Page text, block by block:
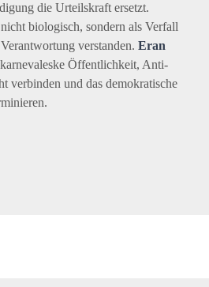
die Urteilskraft ersetzt.
biologisch, sondern als Verfall
verstanden. Eran
Öffentlichkeit, Anti-
verbinden und das demokratische